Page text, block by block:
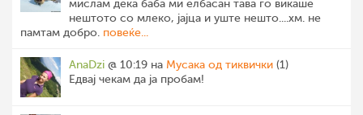
мислам дека баба ми елбасан тава го викаше
нештото со млеко, јајца и уште нешто....хм. не
памтам добро. повеќе...
AnaDzi @ 10:19 на Мусака од тиквички (1)
Едвај чекам да ја пробам!